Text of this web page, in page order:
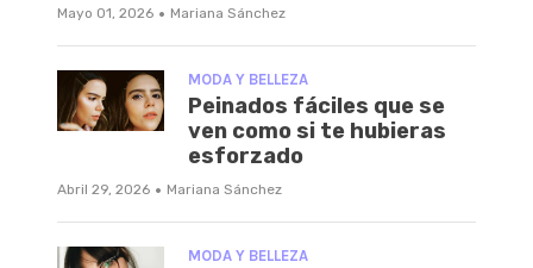
Mayo 01, 2026 · Mariana Sánchez
MODA Y BELLEZA
Peinados fáciles que se
ven como si te hubieras
esforzado
Abril 29, 2026 · Mariana Sánchez
MODA Y BELLEZA